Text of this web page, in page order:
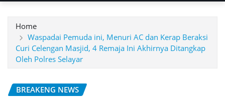
Home
Waspadai Pemuda ini, Menuri AC dan Kerap Beraksi
Curi Celengan Masjid, 4 Remaja Ini Akhirnya Ditangkap
Oleh Polres Selayar
BREAKENG NEWS